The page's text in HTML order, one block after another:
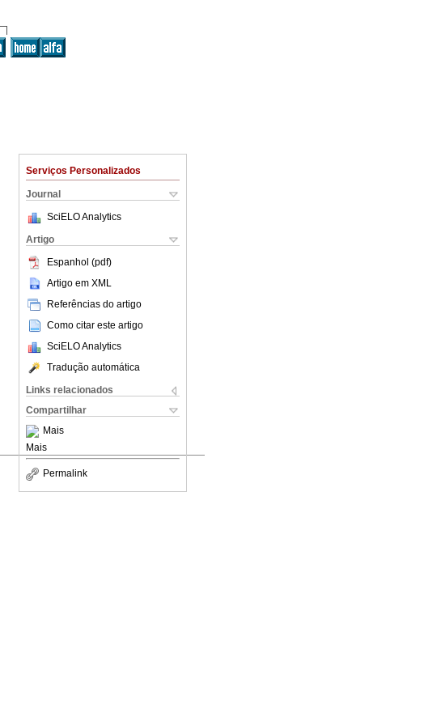
Serviços Personalizados
Journal
SciELO Analytics
Artigo
Espanhol (pdf)
Artigo em XML
Referências do artigo
Como citar este artigo
SciELO Analytics
Tradução automática
Links relacionados
Compartilhar
Mais
Mais
Permalink